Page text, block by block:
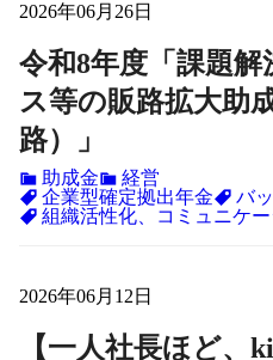
2026年06月26日
令和8年度「課題
ス等の販路拡大助
路）」
助成金
経営
企業型確定拠出年金
バ
組織活性化、コミュニケ
2026年06月12日
【一人社長ほど、